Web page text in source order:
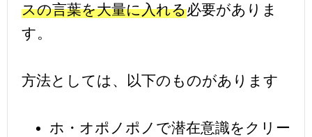
スの言葉を大量に入れる必要がありま
す。
方法としては、以下のものがあります
ホ・オポノポノで潜在意識をクリー